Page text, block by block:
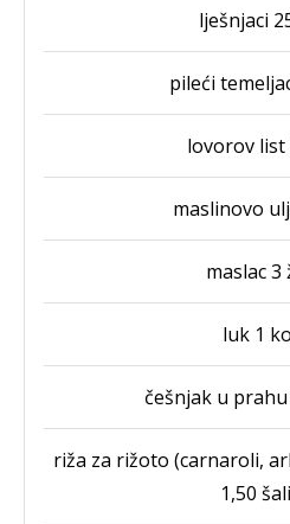
lješnjaci
pileći
lovorov list
maslinovo
maslac 3
luk 1
češnjak u prahu
riža za rižoto (carnaroli,
1,50